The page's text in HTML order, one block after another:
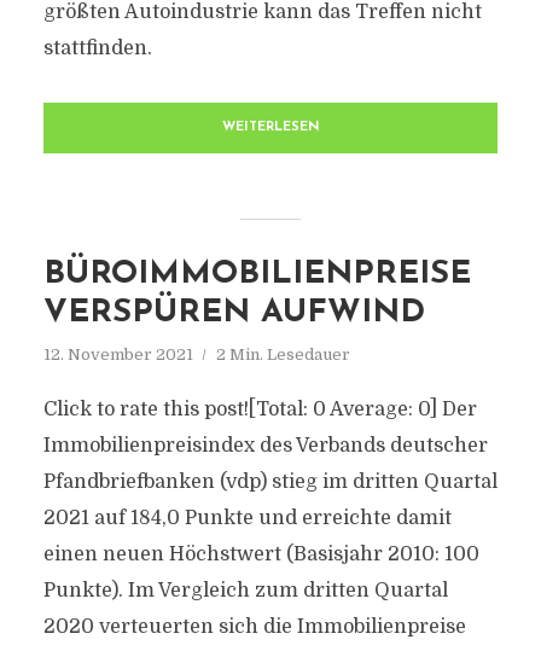
größten Autoindustrie kann das Treffen nicht
stattfinden.
WEITERLESEN
BÜROIMMOBILIENPREISE
VERSPÜREN AUFWIND
12. November 2021 2 Min. Lesedauer
Click to rate this post![Total: 0 Average: 0] Der
Immobilienpreisindex des Verbands deutscher
Pfandbriefbanken (vdp) stieg im dritten Quartal
2021 auf 184,0 Punkte und erreichte damit
einen neuen Höchstwert (Basisjahr 2010: 100
Punkte). Im Vergleich zum dritten Quartal
2020 verteuerten sich die Immobilienpreise